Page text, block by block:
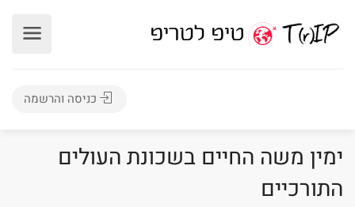
כניסה והרשמה
ימין משה החיים בשכונת העולים
התורכיים